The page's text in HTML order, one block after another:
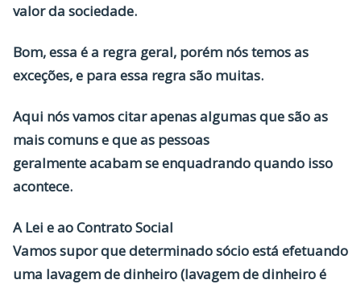
valor da sociedade.
Bom, essa é a regra geral, porém nós temos as
exceções, e para essa regra são muitas.
Aqui nós vamos citar apenas algumas que são as
mais comuns e que as pessoas
geralmente acabam se enquadrando quando isso
acontece.
A Lei e ao Contrato Social
Vamos supor que determinado sócio está efetuando
uma lavagem de dinheiro (lavagem de dinheiro é